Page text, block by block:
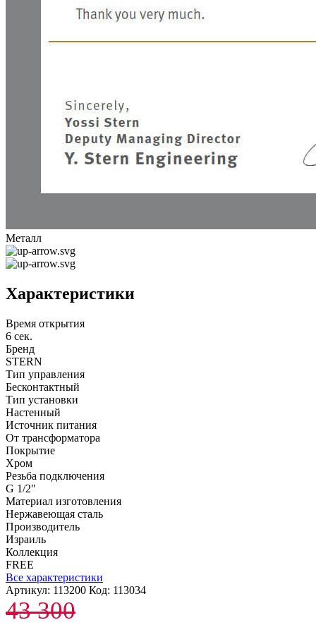
Металл
Характеристики
Время открытия
6 сек.
Бренд
STERN
Тип управления
Бесконтактный
Тип установки
Настенный
Источник питания
От трансформатора
Покрытие
Хром
Резьба подключения
G 1/2"
Материал изготовления
Нержавеющая сталь
Производитель
Израиль
Коллекция
FREE
Все характеристики
Артикул: 113200 Код: 113034
43 300